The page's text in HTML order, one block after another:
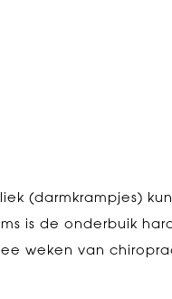
(darmkrampjes)
is de onderbuik
weken van